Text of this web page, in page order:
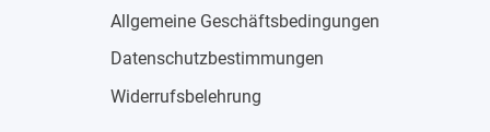
Allgemeine Geschäftsbedingungen
Datenschutzbestimmungen
Widerrufsbelehrung